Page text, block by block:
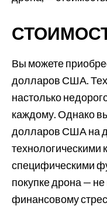
Вы можете
долларов США.
настолько
каждому. Однако
долларов США на
технологическими
специфическими
покупке дрона —
финансовому